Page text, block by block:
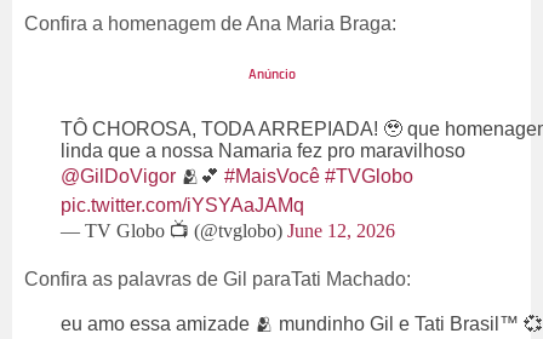
Confira a homenagem de Ana Maria Braga:
TÔ CHOROSA, TODA ARREPIADA! 🥹 que
linda que a nossa Namaria fez pro maravilhoso
@GilDoVigor 🫂💕 #MaisVocê #TVGlobo
pic.twitter.com/iYSYAaJAMq
— TV Globo 📺 (@tvglobo) June 12, 2026
Confira as palavras de Gil paraTati Machado:
eu amo essa amizade 🫂 mundinho Gil e Tati Brasil™ 💞